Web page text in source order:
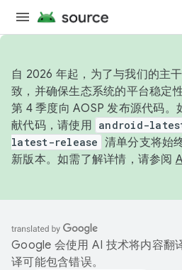
自 2026 年起，为了与我们的主
致，并确保生态系统的平台稳定
第 4 季度向 AOSP 发布源代码。
献代码，请使用 android-
latest-release 清单分支将始
新版本。如需了解详情，请参阅
Google 会使用 AI 技术将内容翻
译可能包含错误。